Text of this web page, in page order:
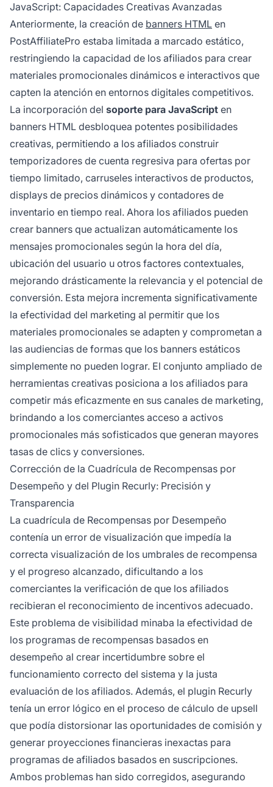
JavaScript: Capacidades Creativas Avanzadas
Anteriormente, la creación de banners HTML en
PostAffiliatePro estaba limitada a marcado estático,
restringiendo la capacidad de los afiliados para crear
materiales promocionales dinámicos e interactivos que
capten la atención en entornos digitales competitivos.
La incorporación del soporte para JavaScript en
banners HTML desbloquea potentes posibilidades
creativas, permitiendo a los afiliados construir
temporizadores de cuenta regresiva para ofertas por
tiempo limitado, carruseles interactivos de productos,
displays de precios dinámicos y contadores de
inventario en tiempo real. Ahora los afiliados pueden
crear banners que actualizan automáticamente los
mensajes promocionales según la hora del día,
ubicación del usuario u otros factores contextuales,
mejorando drásticamente la relevancia y el potencial de
conversión. Esta mejora incrementa significativamente
la efectividad del marketing al permitir que los
materiales promocionales se adapten y comprometan a
las audiencias de formas que los banners estáticos
simplemente no pueden lograr. El conjunto ampliado de
herramientas creativas posiciona a los afiliados para
competir más eficazmente en sus canales de marketing,
brindando a los comerciantes acceso a activos
promocionales más sofisticados que generan mayores
tasas de clics y conversiones.
Corrección de la Cuadrícula de Recompensas por
Desempeño y del Plugin Recurly: Precisión y
Transparencia
La cuadrícula de Recompensas por Desempeño
contenía un error de visualización que impedía la
correcta visualización de los umbrales de recompensa
y el progreso alcanzado, dificultando a los
comerciantes la verificación de que los afiliados
recibieran el reconocimiento de incentivos adecuado.
Este problema de visibilidad minaba la efectividad de
los programas de recompensas basados en
desempeño al crear incertidumbre sobre el
funcionamiento correcto del sistema y la justa
evaluación de los afiliados. Además, el plugin Recurly
tenía un error lógico en el proceso de cálculo de upsell
que podía distorsionar las oportunidades de comisión y
generar proyecciones financieras inexactas para
programas de afiliados basados en suscripciones.
Ambos problemas han sido corregidos, asegurando